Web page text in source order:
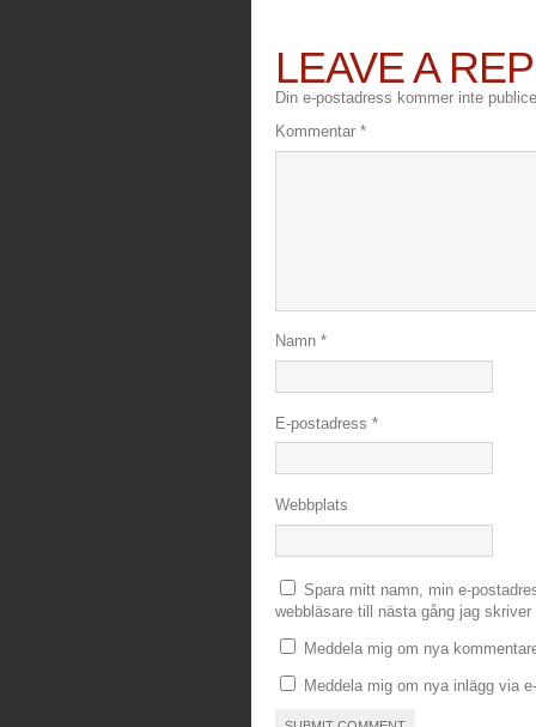
LEAVE A
Din e-postadress kommer inte
Kommentar *
Namn *
E-postadress *
Webbplats
Spara mitt namn, min e-
webbläsare till nästa gång jag skriver
Meddela mig om nya
Meddela mig om nya inlägg via